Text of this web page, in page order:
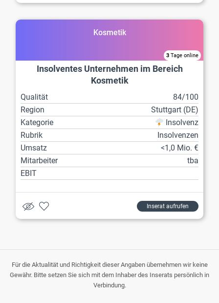
Kosmetik
3 Tage online
Insolventes Unternehmen im Bereich
Kosmetik
Qualität
84/100
Region
Stuttgart (DE)
Kategorie
Insolvenz
Rubrik
Insolvenzen
Umsatz
<1,0 Mio. €
Mitarbeiter
tba
EBIT
Inserat aufrufen
Für die Aktualität und Richtigkeit dieser Angaben übernehmen wir keine
Gewähr. Bitte setzen Sie sich mit dem Inhaber des Inserats persönlich in
Verbindung.